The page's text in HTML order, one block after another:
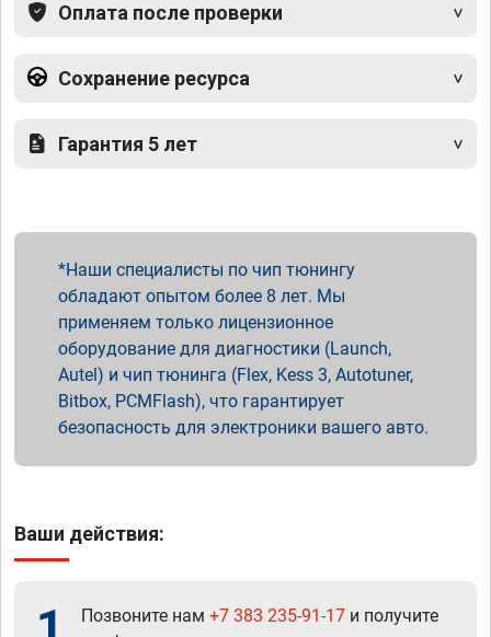
Оплата после проверки
Сохранение ресурса
Гарантия 5 лет
Наши специалисты по чип тюнингу
обладают опытом более 8 лет. Мы
применяем только лицензионное
оборудование для диагностики (Launch,
Autel) и чип тюнинга (Flex, Kess 3, Autotuner,
Bitbox, PCMFlash), что гарантирует
безопасность для электроники вашего авто.
Ваши действия:
Позвоните нам +7 383 235-91-17 и получите